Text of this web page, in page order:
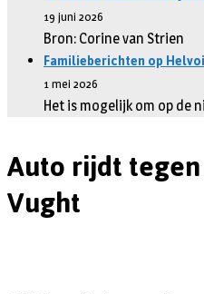
19 juni 2026
Bron: Corine van Strien
Familieberichten op
1 mei 2026
Het is mogelijk om op de
Auto rijdt
Vught